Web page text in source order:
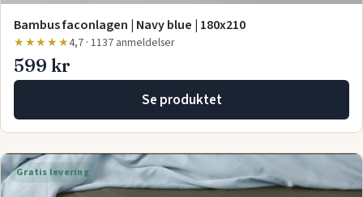
Bambus faconlagen | Navy blue | 180x210
★★★★★4,7 · 1137 anmeldelser
599 kr
Se produktet
Gratis levering